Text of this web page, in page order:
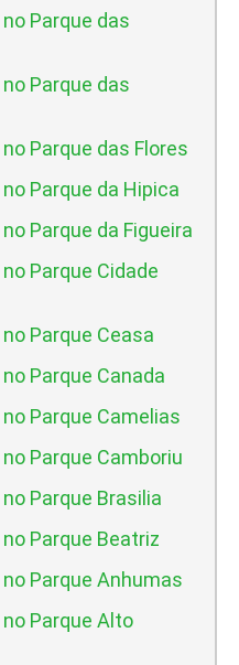
Parque das
Parque das
Parque das Flores
Parque da Hipica
Parque da Figueira
Parque Cidade
Parque Ceasa
Parque Canada
Parque Camelias
Parque Camboriu
Parque Brasilia
Parque Beatriz
Parque Anhumas
Parque Alto